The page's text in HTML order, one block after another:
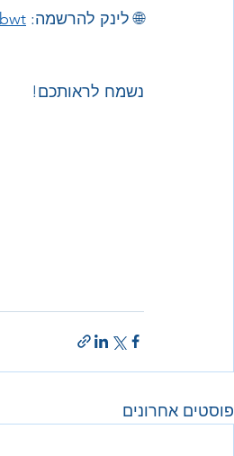
🌐 לינק להרשמה:
נשמח לראותכם!
פוסטים אחרונים